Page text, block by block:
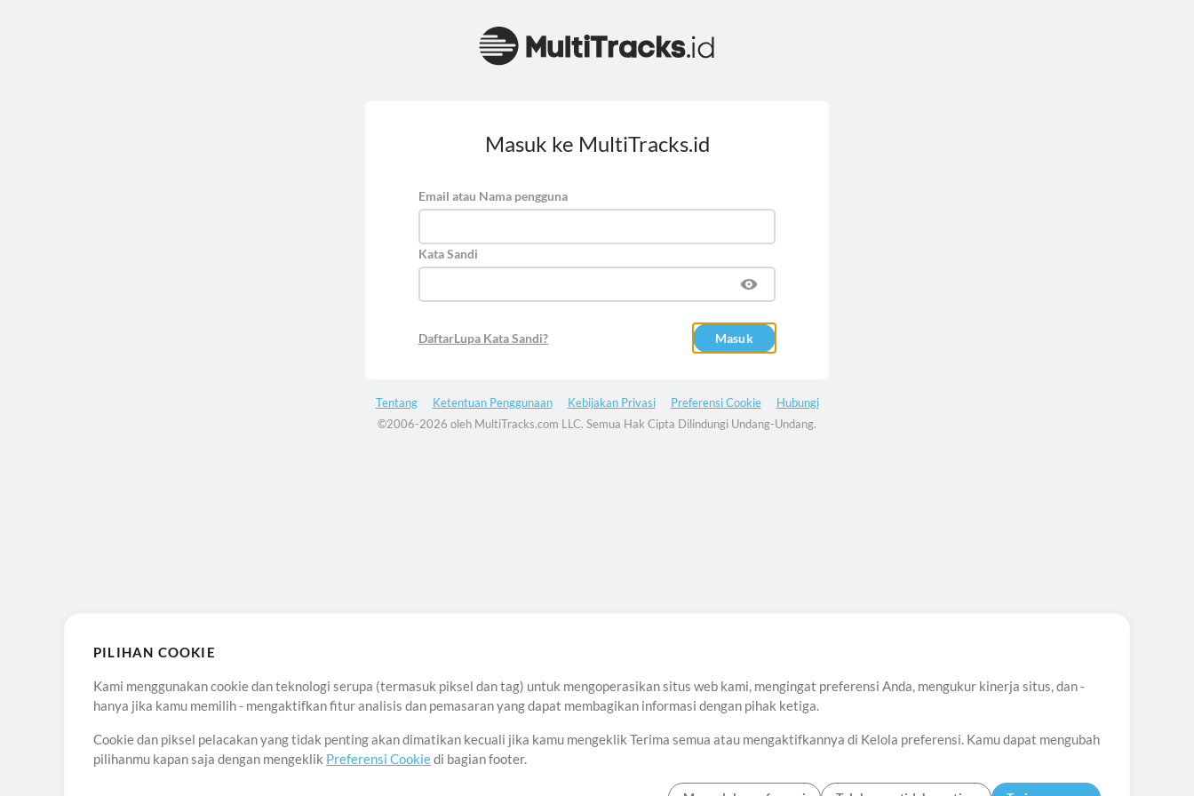
PILIHAN COOKIE
Kami menggunakan cookie dan teknologi serupa (termasuk piksel dan tag) untuk mengoperasikan situs web kami, mengingat preferensi Anda, mengukur kinerja situs, dan -
hanya jika kamu memilih - mengaktifkan fitur analisis dan pemasaran yang dapat membagikan informasi dengan pihak ketiga.
Cookie dan piksel pelacakan yang tidak penting akan dimatikan kecuali jika kamu mengeklik Terima semua atau mengaktifkannya di Kelola preferensi. Kamu dapat mengubah
pilihanmu kapan saja dengan mengeklik Preferensi Cookiedi bagian footer.
Masuk ke MultiTracks.id
Email atau Nama pengguna
Kata Sandi
DaftarLupa Kata Sandi? Masuk
Tentang Ketentuan Penggunaan Kebijakan Privasi Preferensi Cookie
Hubungi
©2006-2026 oleh MultiTracks.com LLC. Semua Hak Cipta Dilindungi Undang-Undang.